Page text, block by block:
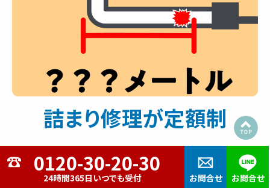
24時間365日いつでも受付 お問合せ お問合せ
詰まり修理が定額制
当社の排水管詰まり修理サービスでは、他社
でよく見られる「排水管の長さ1メートルごとの